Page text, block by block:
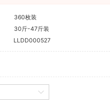
360枚装
30斤-47斤装
LLDD000527